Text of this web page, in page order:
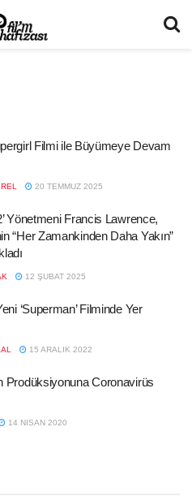
Filmi ile Büyümeye Devam
20 TEMMUZ 2025
Yönetmeni Francis Lawrence,
“Her Zamankinden Daha Yakın”
12 ŞUBAT 2025
‘Superman’ Filminde Yer
15 ARALIK 2022
Prodüksiyonuna Coronavirüs
14 NISAN 2020